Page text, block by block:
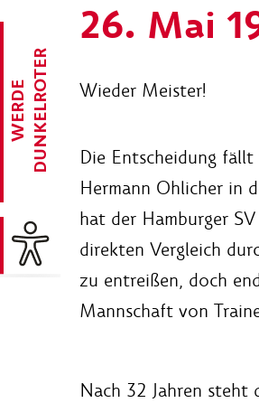
W
E
R
D
E
D
U
N
K
E
L
R
O
T
ER
26. Mai
Wieder Meister!
Die Entscheidung
Hermann Ohlicher in
hat der Hamburger
direkten Vergleich
zu entreißen, doch
Mannschaft von
Nach 32 Jahren